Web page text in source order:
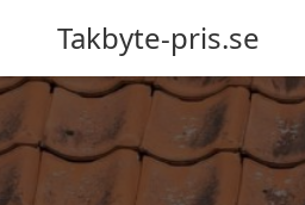
Takbyte-pris.se